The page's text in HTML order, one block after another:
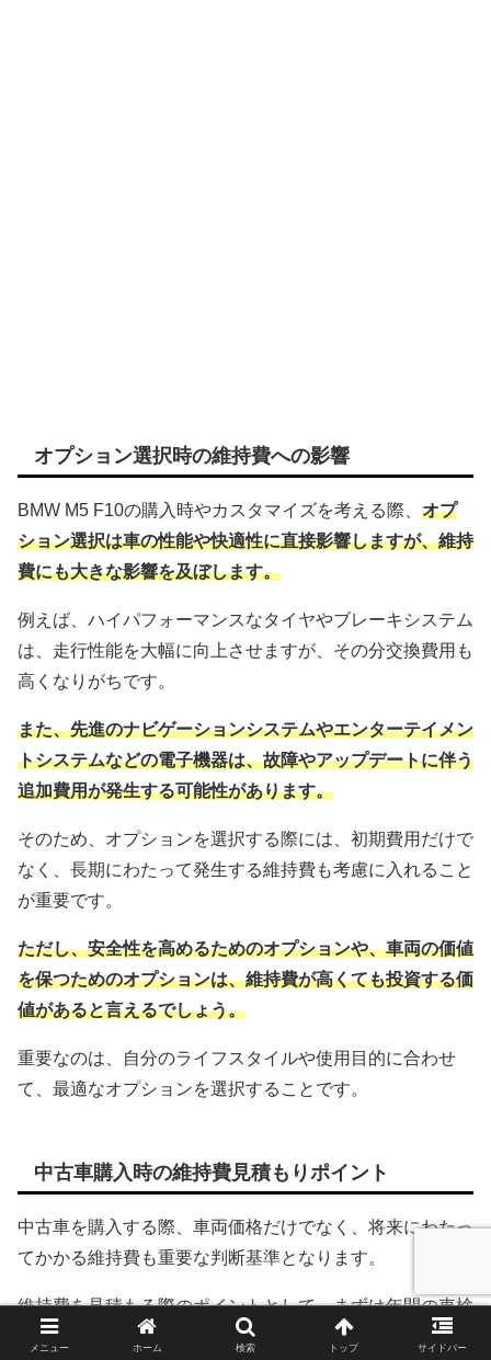
オプション選択時の維持費への影響
BMW M5 F10の購入時やカスタマイズを考える際、 オプ
ション選択は車の性能や快適性に直接影響しますが、維持
費にも大きな影響を及ぼします。
例えば、ハイパフォーマンスなタイヤやブレーキシステム
は、走行性能を大幅に向上させますが、その分交換費用も
高くなりがちです。
また、先進のナビゲーションシステムやエンターテイメン
トシステムなどの電子機器は、故障やアップデートに伴う
追加費用が発生する可能性があります。
そのため、オプションを選択する際には、初期費用だけで
なく、長期にわたって発生する維持費も考慮に入れること
が重要です。
ただし、安全性を高めるためのオプションや、車両の価値
を保つためのオプションは、維持費が高くても投資する価
値があると言えるでしょう。
重要なのは、自分のライフスタイルや使用目的に合わせ
て、最適なオプションを選択することです。
中古車購入時の維持費見積もりポイント
中古車を購入する際、車両価格だけでなく、将来にわたっ
てかかる維持費も重要な判断基準となります。
維持費を見積もる際のポイントとして、まずは年間の車検
費用、保険料、税金を考えましょう。
メニュー ホーム 検索 トップ サイドバー